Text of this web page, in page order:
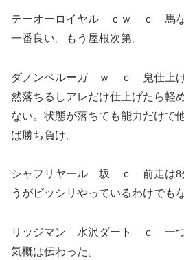
テーオーロイヤル ｃｗ ｃ 馬な
一番良い。もう屋根次第。
ダノンベルーガ ｗ ｃ 鬼仕上げ
然落ちるしアレだけ仕上げたら軽
ない。状態が落ちても能力だけで
ば勝ち負け。
シャフリヤール 坂 ｃ 前走は8
うがビッシリやっているわけでも
リッジマン 水沢ダート ｃ 一つ
気概は伝わった。